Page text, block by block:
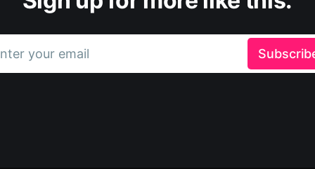
your email